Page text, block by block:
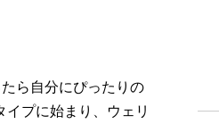
ら自分にぴったりの
プに始まり、ウェリ